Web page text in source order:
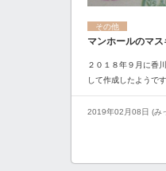
その他
マンホールのマ
２０１８年９月に香
して作成したようで
2019年02月08日 (み